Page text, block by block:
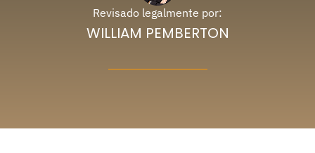
Revisado legalmente por:
WILLIAM PEMBERTON